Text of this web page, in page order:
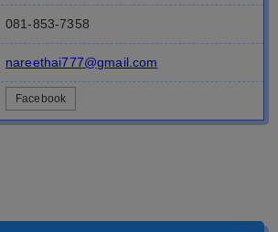
Facebook
タイ時には面談を許された事もあ